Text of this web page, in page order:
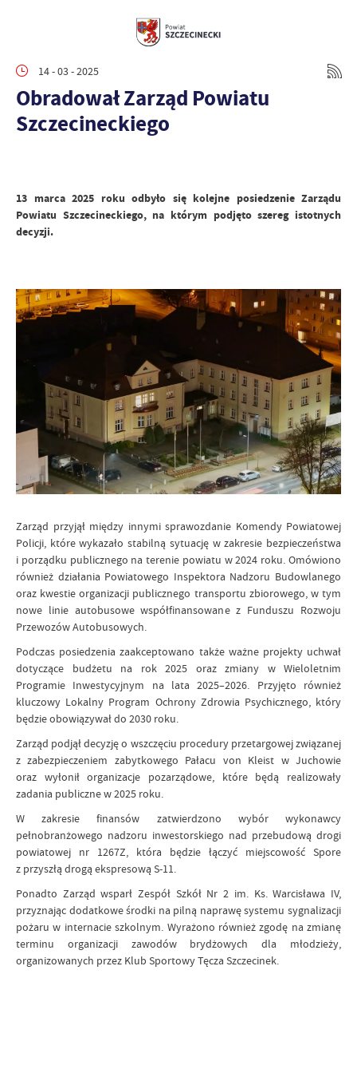
14 - 03 - 2025
Obradował Zarząd Powiatu
Szczecineckiego
13 marca 2025 roku odbyło się kolejne posiedzenie Zarządu
Powiatu Szczecineckiego, na którym podjęto szereg istotnych
decyzji.
Zarząd przyjął między innymi sprawozdanie Komendy Powiatowej
Policji, które wykazało stabilną sytuację w zakresie bezpieczeństwa
i porządku publicznego na terenie powiatu w 2024 roku. Omówiono
również działania Powiatowego Inspektora Nadzoru Budowlanego
oraz kwestie organizacji publicznego transportu zbiorowego, w tym
nowe linie autobusowe współfinansowane z Funduszu Rozwoju
Przewozów Autobusowych.
Podczas posiedzenia zaakceptowano także ważne projekty uchwał
dotyczące budżetu na rok 2025 oraz zmiany w Wieloletnim
Programie Inwestycyjnym na lata 2025–2026. Przyjęto również
kluczowy Lokalny Program Ochrony Zdrowia Psychicznego, który
będzie obowiązywał do 2030 roku.
Zarząd podjął decyzję o wszczęciu procedury przetargowej związanej
z zabezpieczeniem zabytkowego Pałacu von Kleist w Juchowie
oraz wyłonił organizacje pozarządowe, które będą realizowały
zadania publiczne w 2025 roku.
W zakresie finansów zatwierdzono wybór wykonawcy
pełnobranżowego nadzoru inwestorskiego nad przebudową drogi
powiatowej nr 1267Z, która będzie łączyć miejscowość Spore
z przyszłą drogą ekspresową S-11.
Ponadto Zarząd wsparł Zespół Szkół Nr 2 im. Ks. Warcisława IV,
przyznając dodatkowe środki na pilną naprawę systemu sygnalizacji
pożaru w internacie szkolnym. Wyrażono również zgodę na zmianę
terminu organizacji zawodów brydżowych dla młodzieży,
organizowanych przez Klub Sportowy Tęcza Szczecinek.